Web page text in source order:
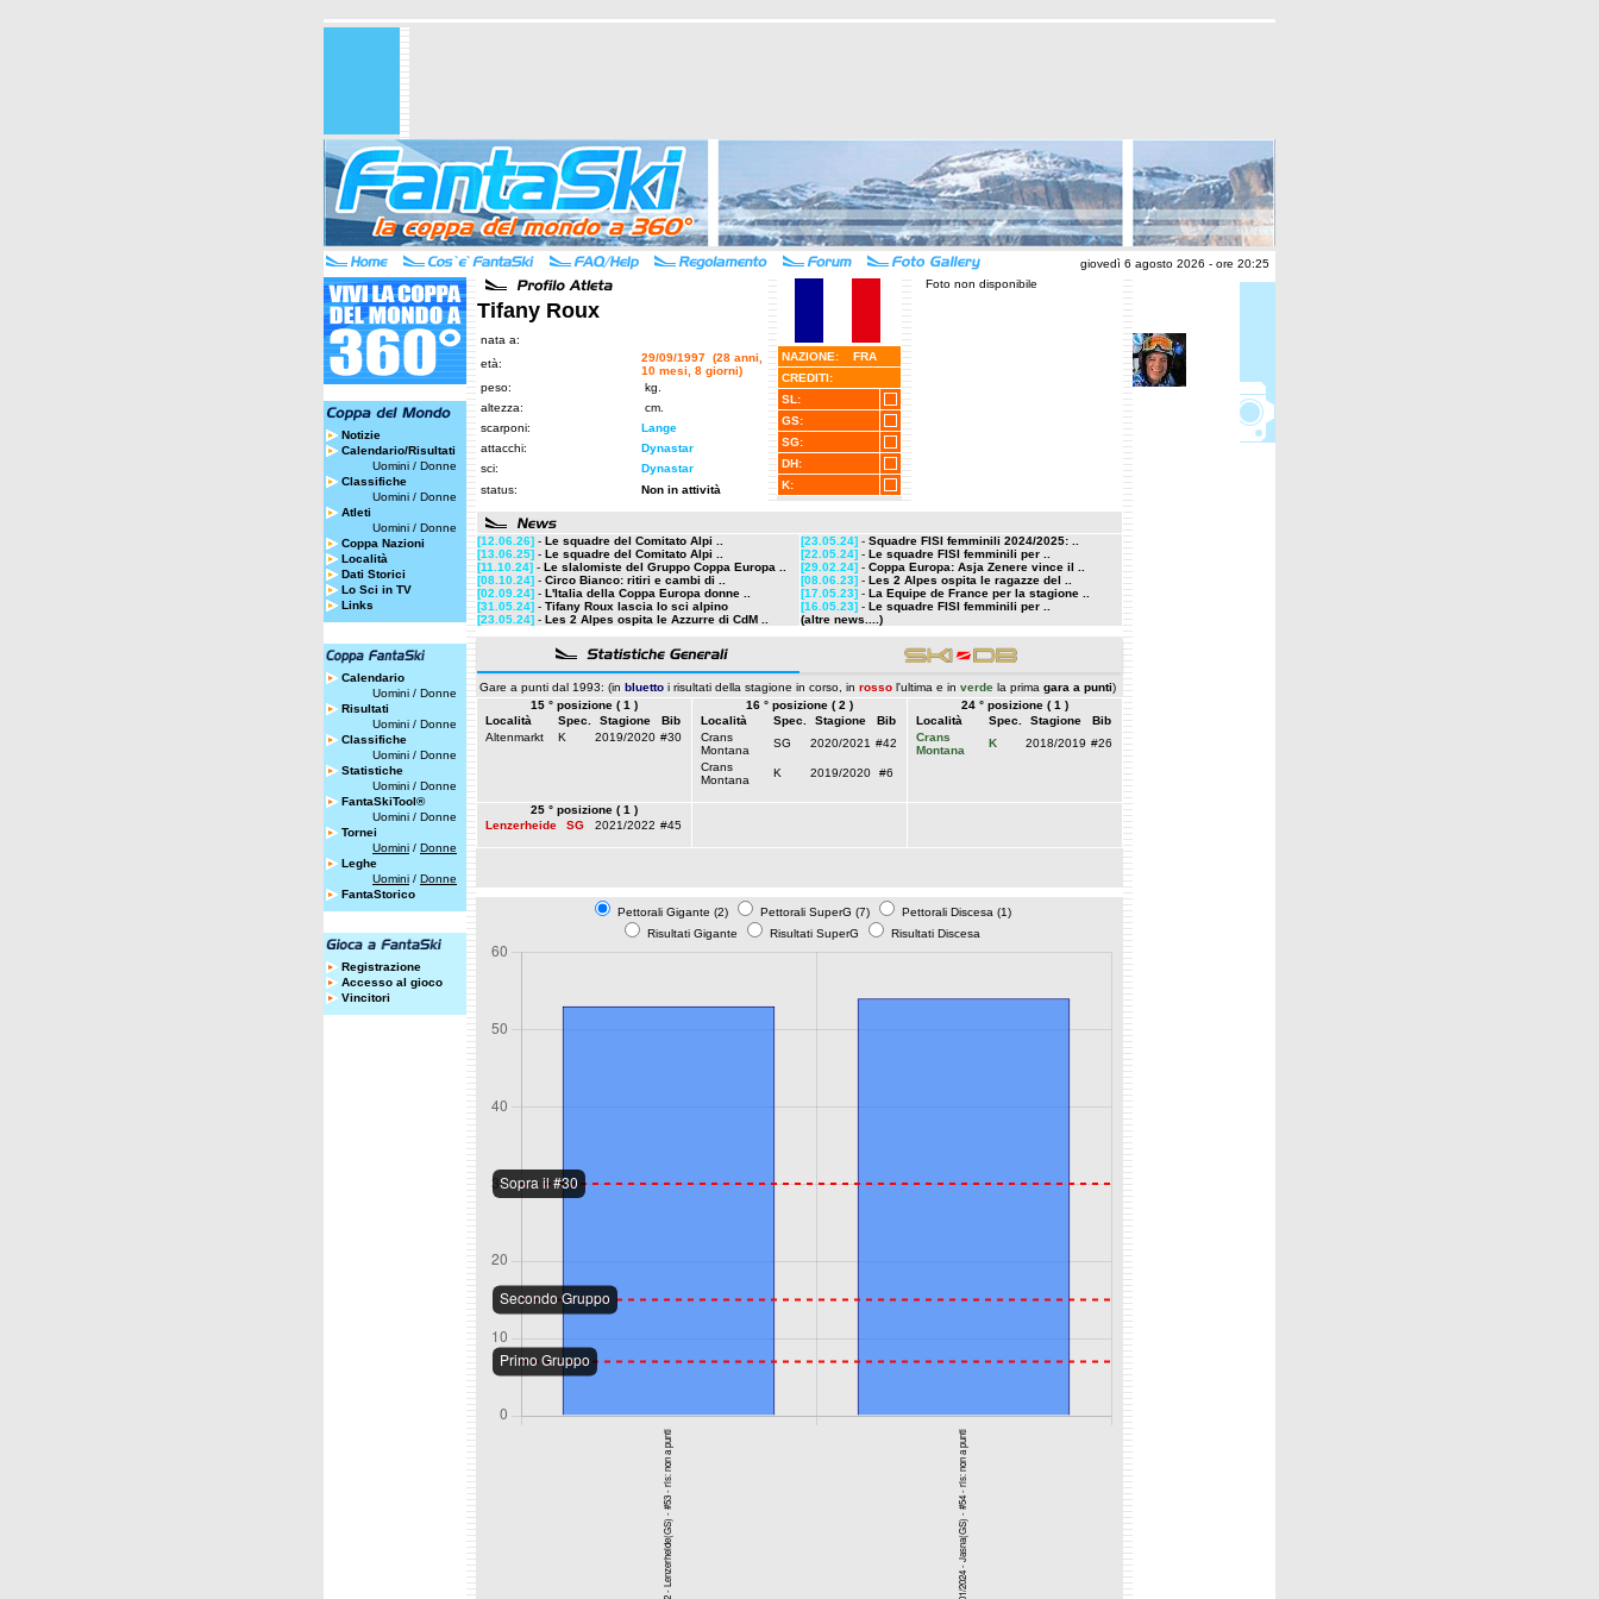
giovedì 6 agosto 2026 - ore 20:25
Notizie
Calendario/Risultati
Uomini / Donne
Classifiche
Uomini / Donne
Atleti
Uomini / Donne
Coppa Nazioni
Località
Dati Storici
Lo Sci in TV
Links
Calendario
Uomini / Donne
Risultati
Uomini / Donne
Classifiche
Uomini / Donne
Statistiche
Uomini / Donne
FantaSkiTool®
Uomini / Donne
Tornei
Uomini / Donne
Leghe
Uomini / Donne
FantaStorico
Registrazione
Accesso al gioco
Vincitori
Tifany Roux
nata a:
età:
29/09/1997 (28 anni,
10 mesi, 8 giorni)
peso:
kg.
altezza:
cm.
scarponi:
Lange
attacchi:
Dynastar
sci:
Dynastar
status:
Non in attività
NAZIONE: FRA
CREDITI:
SL:
GS:
SG:
DH:
K:
Foto non disponibile
[12.06.26] - Le squadre del Comitato Alpi ..
[13.06.25] - Le squadre del Comitato Alpi ..
[11.10.24] - Le slalomiste del Gruppo Coppa Europa ..
[08.10.24] - Circo Bianco: ritiri e cambi di ..
[02.09.24] - L'Italia della Coppa Europa donne ..
[31.05.24] - Tifany Roux lascia lo sci alpino
[23.05.24] - Les 2 Alpes ospita le Azzurre di CdM ..
[23.05.24] - Squadre FISI femminili 2024/2025: ..
[22.05.24] - Le squadre FISI femminili per ..
[29.02.24] - Coppa Europa: Asja Zenere vince il ..
[08.06.23] - Les 2 Alpes ospita le ragazze del ..
[17.05.23] - La Equipe de France per la stagione ..
[16.05.23] - Le squadre FISI femminili per ..
(altre news....)
Gare a punti dal 1993: (in bluetto i risultati della stagione in corso, in rosso l'ultima e in verde la prima gara a punti)
15 ° posizione ( 1 )
Località
Spec. Stagione
Bib
Altenmarkt
K 2019/2020 #30
16 ° posizione ( 2 )
Località
Spec. Stagione
Bib
Crans
Montana
SG 2020/2021 #42
Crans
Montana
K 2019/2020 #6
24 ° posizione ( 1 )
Località
Spec. Stagione
Bib
Crans
Montana
K 2018/2019 #26
25 ° posizione ( 1 )
Lenzerheide
SG 2021/2022 #45
Pettorali Gigante (2) Pettorali SuperG (7)
Pettorali Discesa (1)
Risultati Gigante
Risultati SuperG Risultati Discesa